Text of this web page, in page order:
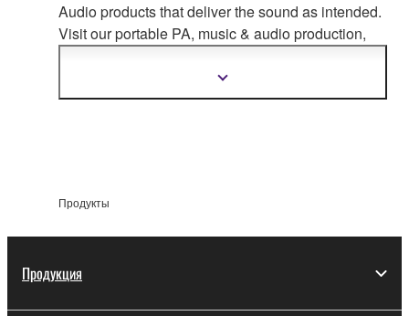
Audio products that deliver the sound as intended.
Visit our portable PA, music & audio production,
Показать
Продукты
Продукция